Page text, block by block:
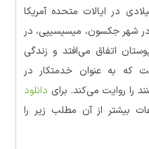
طبقاتی در دهه ۱۹۶۰ میلادی در ایالات متحده آمریکا
شهر جکسون، میسیسیپی، در
اتفاق می‌افتد و زندگی
که به عنوان خدمتکار در
را روایت می‌کند. برای دانلود
بیشتر از آن مطلب زیر را